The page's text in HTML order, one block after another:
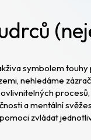
symbolem
nehledáme
a mentální
zvládat